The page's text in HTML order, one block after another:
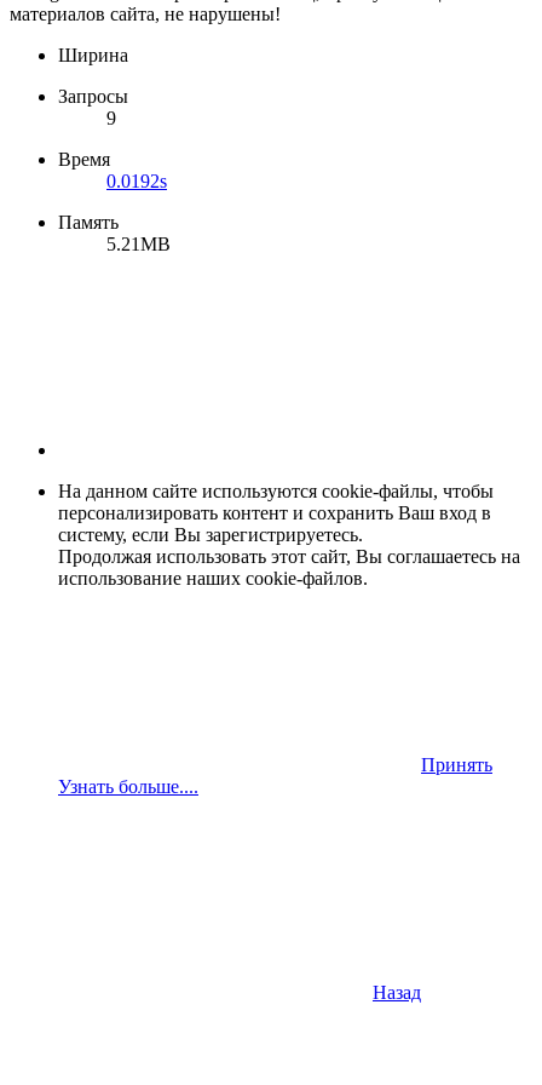
материалов сайта, не нарушены!
Ширина
Запросы
9
Время
0.0192s
Память
5.21MB
На данном сайте используются cookie-файлы, чтобы
персонализировать контент и сохранить Ваш вход в
систему, если Вы зарегистрируетесь.
Продолжая использовать этот сайт, Вы соглашаетесь на
использование наших cookie-файлов.
Принять
Узнать больше....
Назад